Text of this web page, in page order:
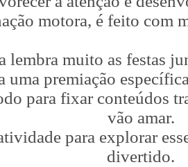
motora, é feito com
lembra muito as festas
uma premiação
para fixar conteúdos
vão amar.
para explorar
divertido.